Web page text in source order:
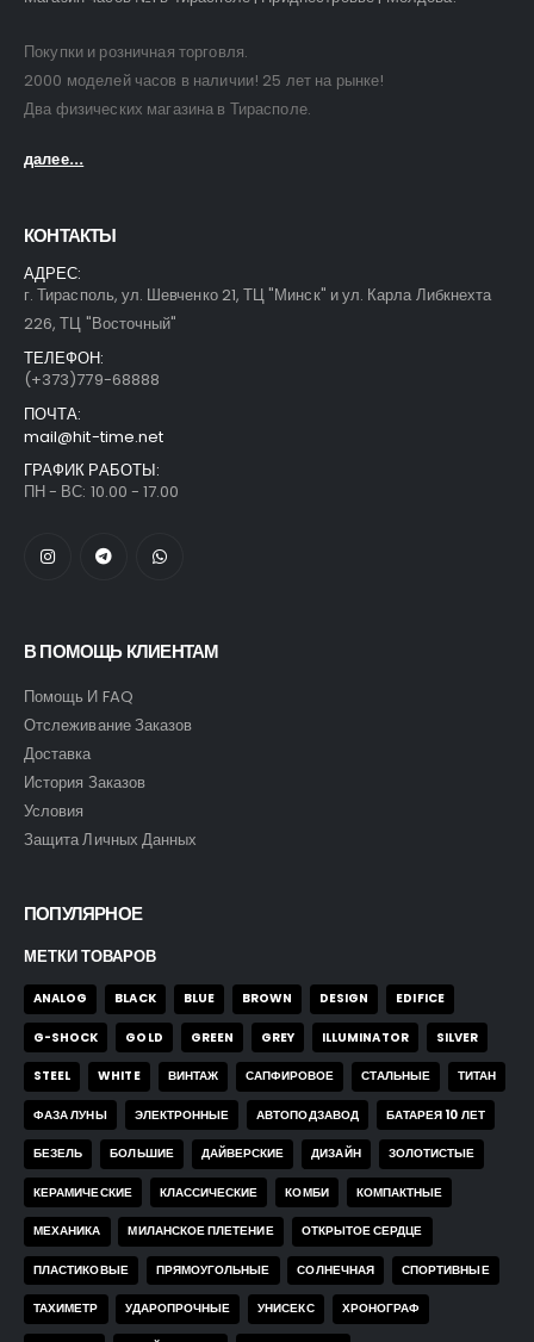
Покупки и розничная торговля.
2000 моделей часов в наличии! 25 лет на рынке!
Два физических магазина в Тирасполе.
далее...
КОНТАКТЫ
АДРЕС:
г. Тирасполь, ул. Шевченко 21, ТЦ "Минск" и ул. Карла Либкнехта
226, ТЦ "Восточный"
ТЕЛЕФОН:
(+373)779-68888
ПОЧТА:
mail@hit-time.net
ГРАФИК РАБОТЫ:
ПН - ВС: 10.00 - 17.00
В ПОМОЩЬ КЛИЕНТАМ
Помощь И FAQ
Отслеживание Заказов
Доставка
История Заказов
Условия
Защита Личных Данных
ПОПУЛЯРНОЕ
МЕТКИ ТОВАРОВ
ANALOG BLACK BLUE BROWN DESIGN EDIFICE
G-SHOCK GOLD GREEN GREY ILLUMINATOR SILVER
STEEL WHITE ВИНТАЖ САПФИРОВОЕ СТАЛЬНЫЕ ТИТАН
ФАЗА ЛУНЫ ЭЛЕКТРОННЫЕ АВТОПОДЗАВОД БАТАРЕЯ 10 ЛЕТ
БЕЗЕЛЬ БОЛЬШИЕ ДАЙВЕРСКИЕ ДИЗАЙН ЗОЛОТИСТЫЕ
КЕРАМИЧЕСКИЕ КЛАССИЧЕСКИЕ КОМБИ КОМПАКТНЫЕ
МЕХАНИКА МИЛАНСКОЕ ПЛЕТЕНИЕ ОТКРЫТОЕ СЕРДЦЕ
ПЛАСТИКОВЫЕ ПРЯМОУГОЛЬНЫЕ СОЛНЕЧНАЯ СПОРТИВНЫЕ
ТАХИМЕТР УДАРОПРОЧНЫЕ УНИСЕКС ХРОНОГРАФ